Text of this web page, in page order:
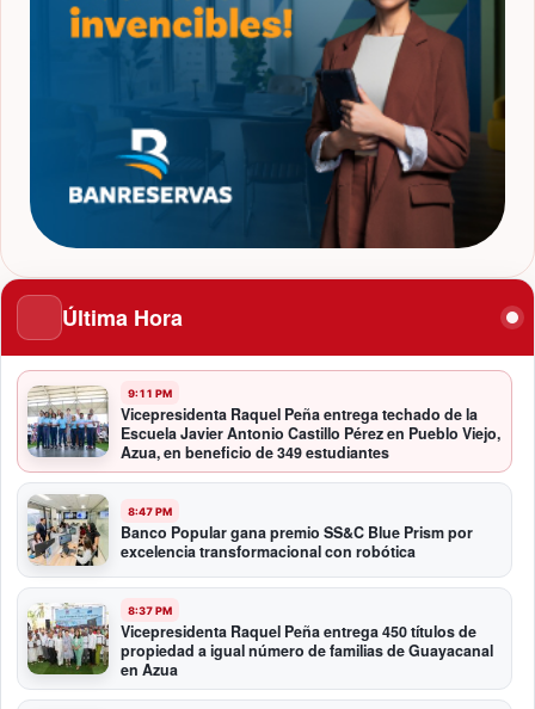
Última Hora
9:11 PM
Vicepresidenta Raquel Peña entrega techado de la
Escuela Javier Antonio Castillo Pérez en Pueblo Viejo,
Azua, en beneficio de 349 estudiantes
8:47 PM
Banco Popular gana premio SS&C Blue Prism por
excelencia transformacional con robótica
8:37 PM
Vicepresidenta Raquel Peña entrega 450 títulos de
propiedad a igual número de familias de Guayacanal
en Azua